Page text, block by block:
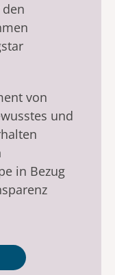
von
und
in Bezug